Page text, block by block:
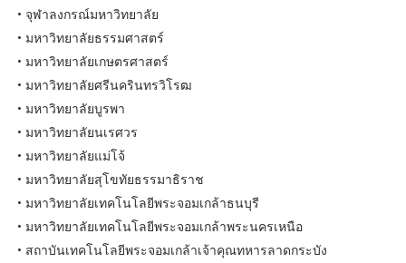
• จุฬาลงกรณ์มหาวิทยาลัย
• มหาวิทยาลัยธรรมศาสตร์
• มหาวิทยาลัยเกษตรศาสตร์
• มหาวิทยาลัยศรีนครินทรวิโรฒ
• มหาวิทยาลัยบูรพา
• มหาวิทยาลัยนเรศวร
• มหาวิทยาลัยแม่โจ้
• มหาวิทยาลัยสุโขทัยธรรมาธิราช
• มหาวิทยาลัยเทคโนโลยีพระจอมเกล้าธนบุรี
• มหาวิทยาลัยเทคโนโลยีพระจอมเกล้าพระนครเหนือ
• สถาบันเทคโนโลยีพระจอมเกล้าเจ้าคุณทหารลาดกระบัง